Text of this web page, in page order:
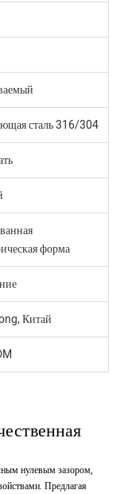
сталь 316/304
форма
Китай
нулевым зазором,
Предлагая